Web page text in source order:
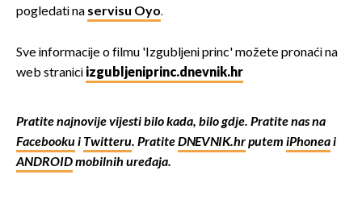
pogledati na servisu Oyo.
Sve informacije o filmu 'Izgubljeni princ' možete pronaći na
web stranici izgubljeniprinc.dnevnik.hr
Pratite najnovije vijesti bilo kada, bilo gdje. Pratite nas na
Facebookui Twitteru. PratiteDNEVNIK.hrputem iPhoneai
ANDROIDmobilnih uređaja.